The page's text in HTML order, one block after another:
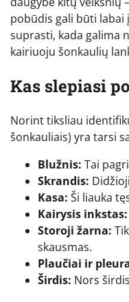
pobūdis gali būti
suprasti, kada galima
kairiuoju šonkaulių
Kas slepiasi
Norint tiksliau
šonkauliais) yra tarsi
Blužnis: Tai
Skrandis:
Kasa: Ši liauka
Kairysis inkstas:
Storoji žarna:
skausmas.
Plaučiai ir
Širdis: Nors